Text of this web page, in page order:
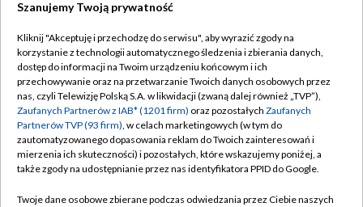
TVP
Abonament TVP
Emisja w TVP
Centrum informacji TVP
Naziemna Telewizja Cyfrowa
Regulamin TVP
Polityka prywatności
Moje zgody
Pomoc
Szanujemy Twoją prywatność
Kliknij "Akceptuję i przechodzę do serwisu", aby wyrazić zgody na
korzystanie z technologii automatycznego śledzenia i zbierania danych,
dostęp do informacji na Twoim urządzeniu końcowym i ich
przechowywanie oraz na przetwarzanie Twoich danych osobowych przez
nas, czyli Telewizję Polską S.A. w likwidacji (zwaną dalej również „TVP”),
Zaufanych Partnerów z IAB* (1201 firm) oraz pozostałych Zaufanych
Partnerów TVP (93 firm), w celach marketingowych (w tym do
zautomatyzowanego dopasowania reklam do Twoich zainteresowań i
mierzenia ich skuteczności) i pozostałych, które wskazujemy poniżej, a
także zgody na udostępnianie przez nas identyfikatora PPID do Google.
Twoje dane osobowe zbierane podczas odwiedzania przez Ciebie naszych